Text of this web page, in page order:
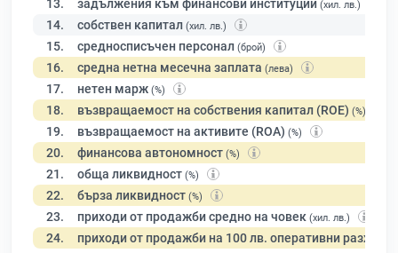
13. задължения към финансови институции (хил. лв.)
14. собствен капитал (хил. лв.)
15. средносписъчен персонал (брой)
16. средна нетна месечна заплата (лева)
17. нетен марж (%)
18. възвращаемост на собствения капитал (ROE) (%)
19. възвращаемост на активите (ROA) (%)
20. финансова автономност (%)
21. обща ликвидност (%)
22. бърза ликвидност (%)
23. приходи от продажби средно на човек (хил. лв.)
24. приходи от продажби на 100 лв. оперативни разходи